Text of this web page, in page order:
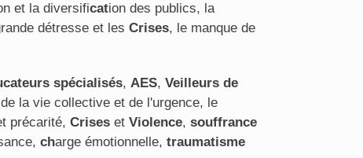
et la diversification des publics, la
détresse et les Crises, le manque de
spécialisés, AES, Veilleurs de
la vie collective et de l'urgence, le
précarité, Crises et Violence, souffrance
charge émotionnelle, traumatisme